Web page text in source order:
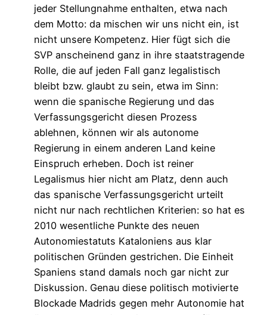
jeder Stellungnahme enthalten, etwa nach
dem Motto: da mischen wir uns nicht ein, ist
nicht unsere Kompetenz. Hier fügt sich die
SVP anscheinend ganz in ihre staatstragende
Rolle, die auf jeden Fall ganz legalistisch
bleibt bzw. glaubt zu sein, etwa im Sinn:
wenn die spanische Regierung und das
Verfassungsgericht diesen Prozess
ablehnen, können wir als autonome
Regierung in einem anderen Land keine
Einspruch erheben. Doch ist reiner
Legalismus hier nicht am Platz, denn auch
das spanische Verfassungsgericht urteilt
nicht nur nach rechtlichen Kriterien: so hat es
2010 wesentliche Punkte des neuen
Autonomiestatuts Kataloniens aus klar
politischen Gründen gestrichen. Die Einheit
Spaniens stand damals noch gar nicht zur
Diskussion. Genau diese politisch motivierte
Blockade Madrids gegen mehr Autonomie hat